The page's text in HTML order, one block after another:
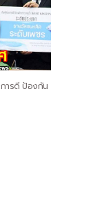
การดี ป้องกัน